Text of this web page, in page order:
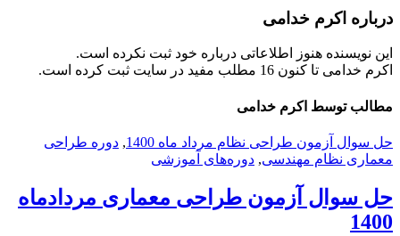
درباره اکرم خدامی
این نویسنده هنوز اطلاعاتی درباره خود ثبت نکرده است.
اکرم خدامی تا کنون 16 مطلب مفید در سایت ثبت کرده است.
مطالب توسط اکرم خدامی
حل سوال آزمون طراحی نظام مرداد ماه 1400 , دوره طراحی
معماری نظام مهندسی, دوره‌های آموزشی
حل سوال آزمون طراحی معماری مردادماه
1400